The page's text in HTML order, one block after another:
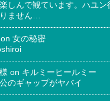
しんで観ています。ハユン
ません…
on 女の秘密
on キルミーヒールミー
のギャップがヤバイ